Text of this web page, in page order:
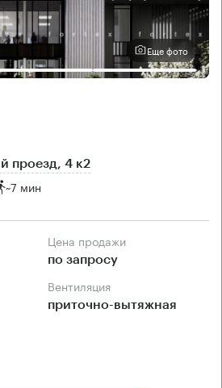
Еще фото
проезд, 4 к2
~7 мин
Цена продажи
по запросу
Вентиляция
приточно-вытяжная